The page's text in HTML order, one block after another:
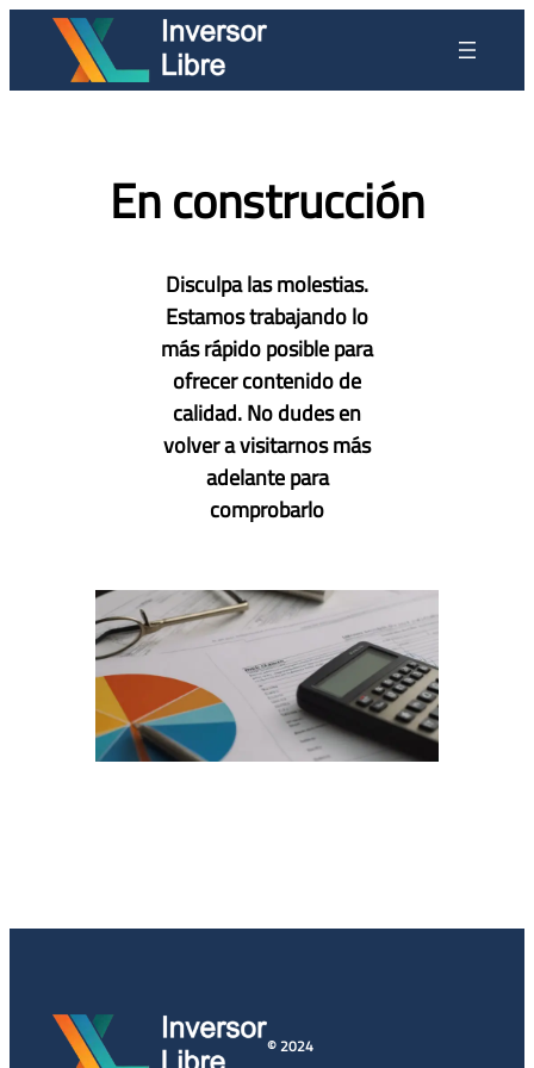
Saltar
contenido
En construcción
Disculpa las molestias.
Estamos trabajando lo
más rápido posible para
ofrecer contenido de
calidad. No dudes en
volver a visitarnos más
adelante para
comprobarlo
© 2024